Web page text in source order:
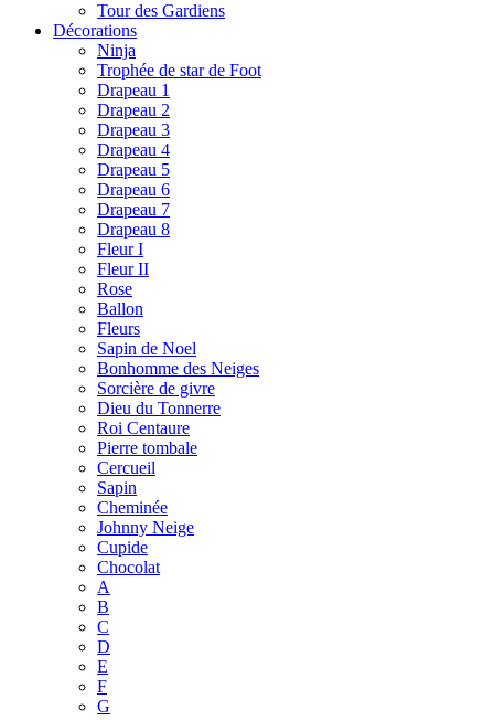
Tour des Gardiens
Décorations
Ninja
Trophée de star de Foot
Drapeau 1
Drapeau 2
Drapeau 3
Drapeau 4
Drapeau 5
Drapeau 6
Drapeau 7
Drapeau 8
Fleur I
Fleur II
Rose
Ballon
Fleurs
Sapin de Noel
Bonhomme des Neiges
Sorcière de givre
Dieu du Tonnerre
Roi Centaure
Pierre tombale
Cercueil
Sapin
Cheminée
Johnny Neige
Cupide
Chocolat
A
B
C
D
E
F
G